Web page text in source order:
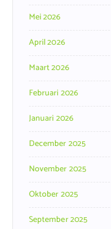
Mei 2026
April 2026
Maart 2026
Februari 2026
Januari 2026
December 2025
November 2025
Oktober 2025
September 2025